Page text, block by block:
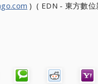
) ( EDN - 東方數位